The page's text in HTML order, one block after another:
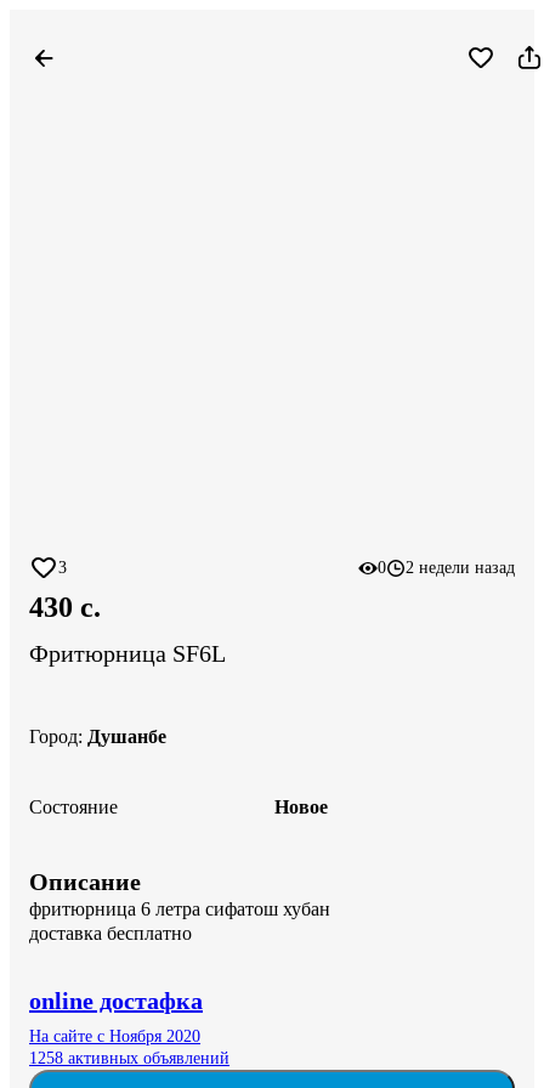
3 0 2 недели назад
430 c.
Фритюрница SF6L
Город: Душанбе
Состояние Новое
Описание
фритюрница 6 летра сифатош хубан
доставка бесплатно
online достафка
На сайте с Ноября 2020
1258 активных объявлений